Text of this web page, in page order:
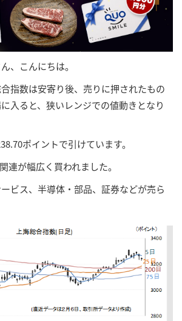
、こんにちは。
指数は安寄り後、売りに押されたもの
入ると、狭いレンジでの値動きとなり
ポイントで引けています。
連が幅広く買われました。
ビス、半導体・部品、証券などが売ら